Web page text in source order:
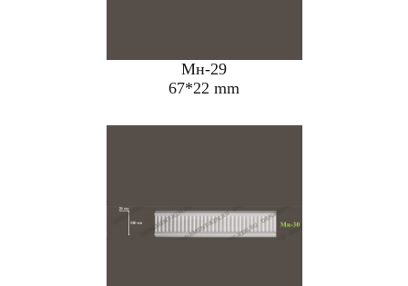
Мн-29
67*22 mm